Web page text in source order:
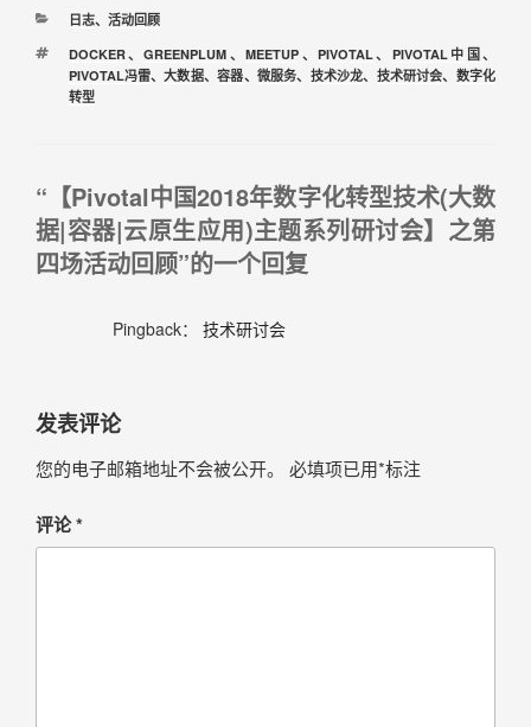
日志、 活动回顾
DOCKER、GREENPLUM 、MEETUP 、 PIVOTAL、 PIVOTAL中国、
PIVOTAL冯雷、大数据、容器、 微服务、 技术沙龙、 技术研讨会、 数字化
转型
“【Pivotal中国2018年数字化转型技术(大数
据|容器|云原生应用)主题系列研讨会】之第
四场活动回顾”的一个回复
Pingback： 技术研讨会
发表评论
您的电子邮箱地址不会被公开。 必填项已用*标注
评论*